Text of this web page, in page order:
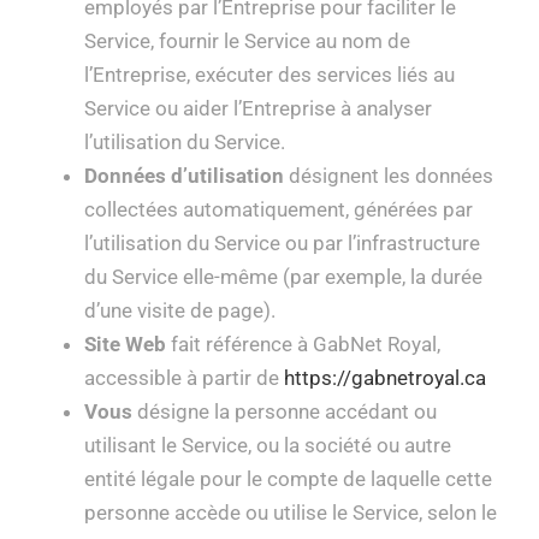
employés par l’Entreprise pour faciliter le
Service, fournir le Service au nom de
l’Entreprise, exécuter des services liés au
Service ou aider l’Entreprise à analyser
l’utilisation du Service.
Données d’utilisation désignent les données
collectées automatiquement, générées par
l’utilisation du Service ou par l’infrastructure
du Service elle-même (par exemple, la durée
d’une visite de page).
Site Web fait référence à GabNet Royal,
accessible à partir de https://gabnetroyal.ca
Vous désigne la personne accédant ou
utilisant le Service, ou la société ou autre
entité légale pour le compte de laquelle cette
personne accède ou utilise le Service, selon le